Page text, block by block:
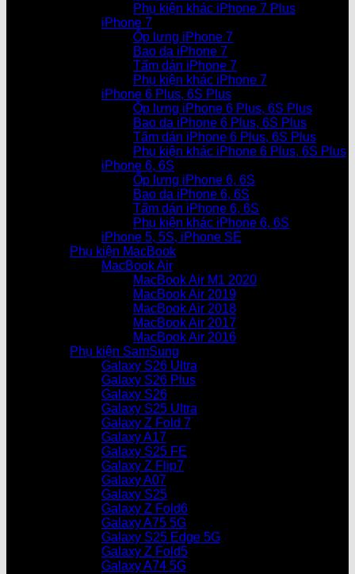
Phụ kiện khác iPhone 7 Plus
iPhone 7
Ốp lưng iPhone 7
Bao da iPhone 7
Tấm dán iPhone 7
Phụ kiện khác iPhone 7
iPhone 6 Plus, 6S Plus
Ốp lưng iPhone 6 Plus, 6S Plus
Bao da iPhone 6 Plus, 6S Plus
Tấm dán iPhone 6 Plus, 6S Plus
Phụ kiện khác iPhone 6 Plus, 6S Plus
iPhone 6, 6S
Ốp lưng iPhone 6, 6S
Bao da iPhone 6, 6S
Tấm dán iPhone 6, 6S
Phụ kiện khác iPhone 6, 6S
iPhone 5, 5S, iPhone SE
Phụ kiện MacBook
MacBook Air
MacBook Air M1 2020
MacBook Air 2019
MacBook Air 2018
MacBook Air 2017
MacBook Air 2016
Phụ kiện SamSung
Galaxy S26 Ultra
Galaxy S26 Plus
Galaxy S26
Galaxy S25 Ultra
Galaxy Z Fold 7
Galaxy A17
Galaxy S25 FE
Galaxy Z Flip7
Galaxy A07
Galaxy S25
Galaxy Z Fold6
Galaxy A75 5G
Galaxy S25 Edge 5G
Galaxy Z Fold5
Galaxy A74 5G